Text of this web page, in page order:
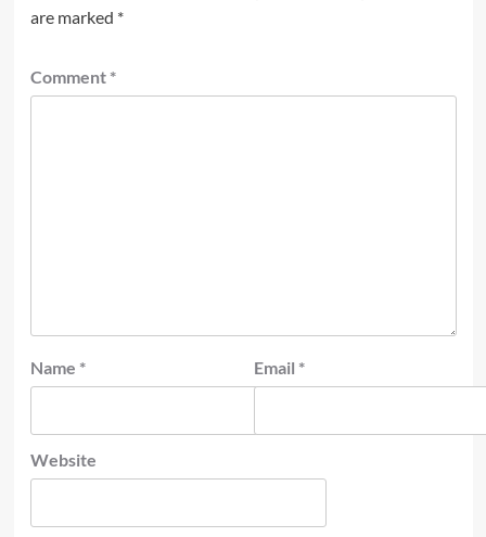
are marked *
Comment *
Name * Email *
Website